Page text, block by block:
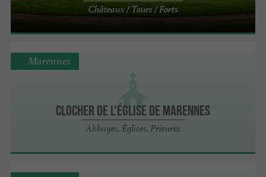
Châteaux / Tours / Forts
Clocher de l'église de Marennes
Abbayes, Églises, Prieurés
Marennes